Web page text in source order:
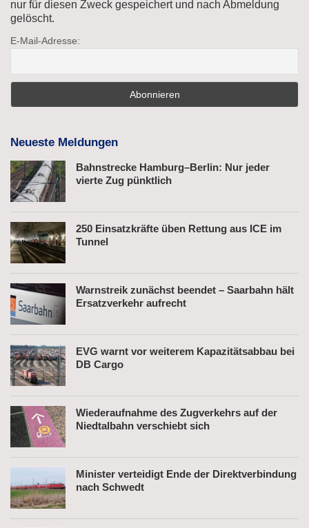
nur für diesen Zweck gespeichert und nach Abmeldung
gelöscht.
E-Mail-Adresse:
Neueste Meldungen
Bahnstrecke Hamburg–Berlin: Nur jeder
vierte Zug pünktlich
250 Einsatzkräfte üben Rettung aus ICE im
Tunnel
Warnstreik zunächst beendet – Saarbahn hält
Ersatzverkehr aufrecht
EVG warnt vor weiterem Kapazitätsabbau bei
DB Cargo
Wiederaufnahme des Zugverkehrs auf der
Niedtalbahn verschiebt sich
Minister verteidigt Ende der Direktverbindung
nach Schwedt